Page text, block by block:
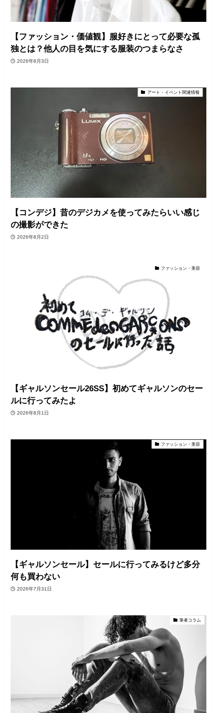
【ファッション・価値観】服好きにとって必要な孤
独とは？他人の目を気にする服装のつまらなさ
2026年8月3日
アート・イベント関連情報
【コンデジ】昔のデジカメを使ってみたらいい感じ
の撮影ができた
2026年8月2日
ファッション・美容
【ギャルソンセール26SS】初めてギャルソンのセー
ルに行ってみたよ
2026年8月1日
ファッション・美容
【ギャルソンセール】セールに行ってみるけど多分
何も買わない
2026年7月31日
筆者コラム